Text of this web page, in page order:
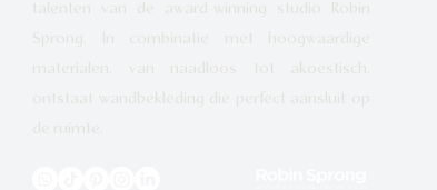
talenten van de award-winning studio Robin
Sprong. In combinatie met hoogwaardige
materialen, van naadloos tot akoestisch,
ontstaat wandbekleding die perfect aansluit op
de ruimte.